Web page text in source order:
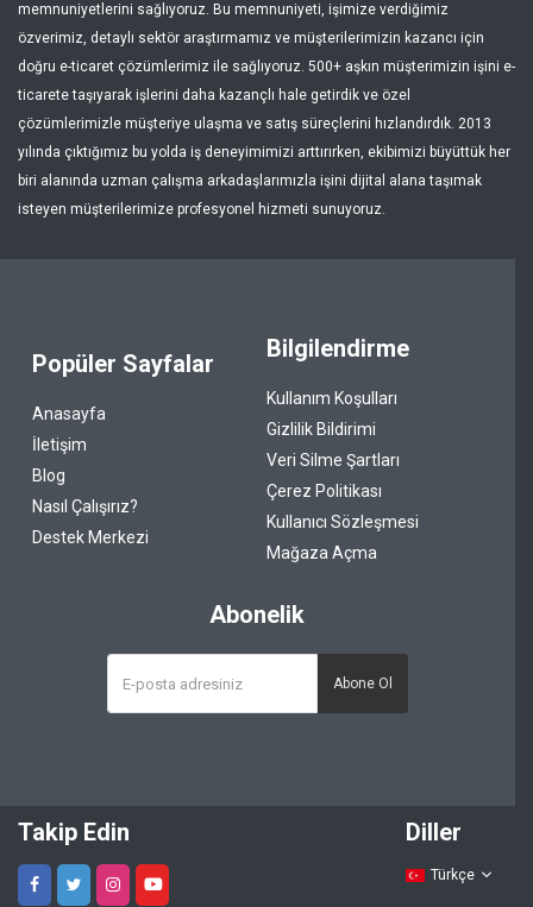
memnuniyetlerini sağlıyoruz. Bu memnuniyeti, işimize verdiğimiz
özverimiz, detaylı sektör araştırmamız ve müşterilerimizin kazancı için
doğru e-ticaret çözümlerimiz ile sağlıyoruz. 500+ aşkın müşterimizin işini e-
ticarete taşıyarak işlerini daha kazançlı hale getirdik ve özel
çözümlerimizle müşteriye ulaşma ve satış süreçlerini hızlandırdık. 2013
yılında çıktığımız bu yolda iş deneyimimizi arttırırken, ekibimizi büyüttük her
biri alanında uzman çalışma arkadaşlarımızla işini dijital alana taşımak
isteyen müşterilerimize profesyonel hizmeti sunuyoruz.
Popüler Sayfalar
Anasayfa
İletişim
Blog
Nasıl Çalışırız?
Destek Merkezi
Bilgilendirme
Kullanım Koşulları
Gizlilik Bildirimi
Veri Silme Şartları
Çerez Politikası
Kullanıcı Sözleşmesi
Mağaza Açma
Abonelik
Abone Ol
Takip Edin Diller
Türkçe